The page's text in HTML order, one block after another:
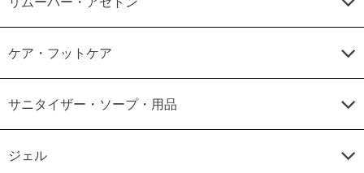
ケア・フットケア
サニタイザー・ソープ・用品
ジェル